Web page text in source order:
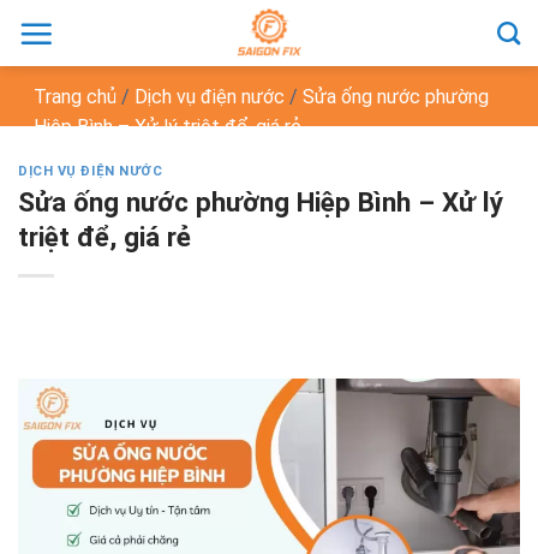
đến
dungTrang chủ / Dịch vụ điện nước / Sửa ống nước phường
Hiệp Bình – Xử lý triệt để, giá rẻ
DỊCH VỤ ĐIỆN NƯỚC
Sửa ống nước phường Hiệp Bình – Xử lý
triệt để, giá rẻ